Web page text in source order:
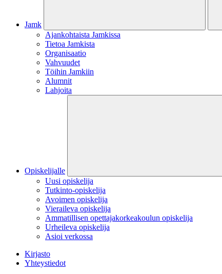
Jamk
Ajankohtaista Jamkissa
Tietoa Jamkista
Organisaatio
Vahvuudet
Töihin Jamkiin
Alumnit
Lahjoita
Opiskelijalle
Uusi opiskelija
Tutkinto-opiskelija
Avoimen opiskelija
Vieraileva opiskelija
Ammatillisen opettajakorkeakoulun opiskelija
Urheileva opiskelija
Asioi verkossa
Kirjasto
Yhteystiedot